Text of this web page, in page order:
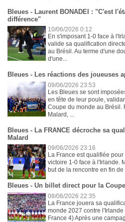
Bleues - Laurent BONADEI : "C'est
différence"
10/06/2026 0:12
En s'imposant 1-0 face à
valide sa qualification
au Brésil. Au terme d'une
d'une...
Bleues - Les réactions des joueuses
09/06/2026 23:53
Les Bleues se sont
en tête de leur poule,
Coupe du monde au Brésil.
Malard, ...
Bleues - La FRANCE décroche sa
Malard
09/06/2026 23:16
La France est qualifiée
victoire 1-0 face à l'Irlande.
but de la rencontre en fin
Bleues - Un billet direct pour la
08/06/2026 22:35
La France jouera sa
monde 2027 contre
France 4) Après une